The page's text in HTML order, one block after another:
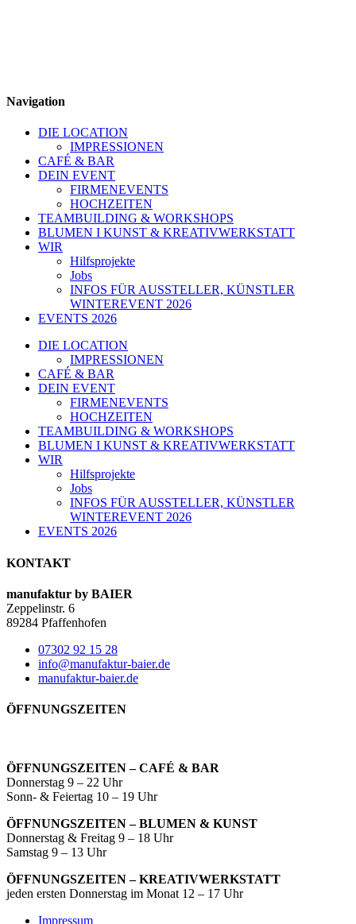
Navigation
DIE LOCATION
IMPRESSIONEN
CAFÉ & BAR
DEIN EVENT
FIRMENEVENTS
HOCHZEITEN
TEAMBUILDING & WORKSHOPS
BLUMEN I KUNST & KREATIVWERKSTATT
WIR
Hilfsprojekte
Jobs
INFOS FÜR AUSSTELLER, KÜNSTLER
WINTEREVENT 2026
EVENTS 2026
DIE LOCATION
IMPRESSIONEN
CAFÉ & BAR
DEIN EVENT
FIRMENEVENTS
HOCHZEITEN
TEAMBUILDING & WORKSHOPS
BLUMEN I KUNST & KREATIVWERKSTATT
WIR
Hilfsprojekte
Jobs
INFOS FÜR AUSSTELLER, KÜNSTLER
WINTEREVENT 2026
EVENTS 2026
KONTAKT
manufaktur by BAIER
Zeppelinstr. 6
89284 Pfaffenhofen
07302 92 15 28
info@manufaktur-baier.de
manufaktur-baier.de
ÖFFNUNGSZEITEN
ÖFFNUNGSZEITEN – CAFÉ & BAR
Donnerstag 9 – 22 Uhr
Sonn- & Feiertag 10 – 19 Uhr
ÖFFNUNGSZEITEN – BLUMEN & KUNST
Donnerstag & Freitag 9 – 18 Uhr
Samstag 9 – 13 Uhr
ÖFFNUNGSZEITEN – KREATIVWERKSTATT
jeden ersten Donnerstag im Monat 12 – 17 Uhr
Impressum